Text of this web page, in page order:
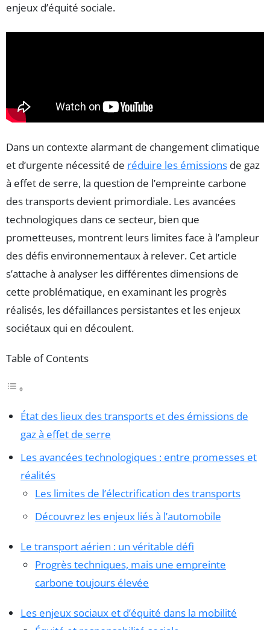
enjeux d’équité sociale.
Dans un contexte alarmant de changement climatique
et d’urgente nécessité de réduire les émissions de gaz
à effet de serre, la question de l’empreinte carbone
des transports devient primordiale. Les avancées
technologiques dans ce secteur, bien que
prometteuses, montrent leurs limites face à l’ampleur
des défis environnementaux à relever. Cet article
s’attache à analyser les différentes dimensions de
cette problématique, en examinant les progrès
réalisés, les défaillances persistantes et les enjeux
sociétaux qui en découlent.
Table of Contents
État des lieux des transports et des émissions de
gaz à effet de serre
Les avancées technologiques : entre promesses et
réalités
Les limites de l’électrification des transports
Découvrez les enjeux liés à l’automobile
Le transport aérien : un véritable défi
Progrès techniques, mais une empreinte
carbone toujours élevée
Les enjeux sociaux et d’équité dans la mobilité